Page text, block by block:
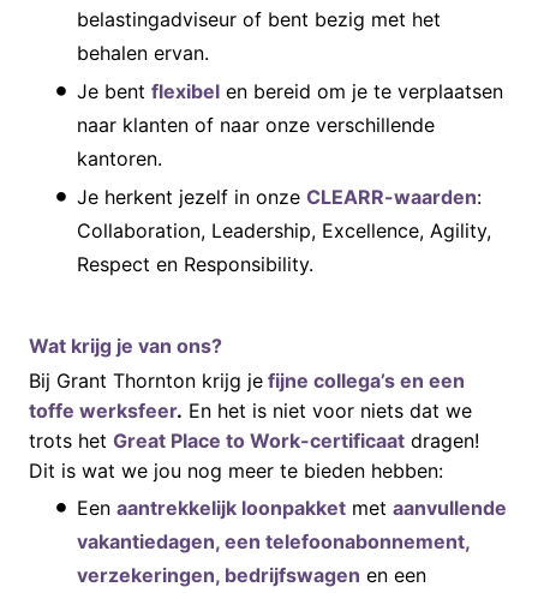
belastingadviseur of bent bezig met het
behalen ervan.
Je bent flexibel en bereid om je te verplaatsen
naar klanten of naar onze verschillende
kantoren.
Je herkent jezelf in onze CLEARR-waarden:
Collaboration, Leadership, Excellence, Agility,
Respect en Responsibility.
Wat krijg je van ons?
Bij Grant Thornton krijg je fijne collega’s en een
toffe werksfeer. En het is niet voor niets dat we
trots het Great Place to Work-certificaat dragen!
Dit is wat we jou nog meer te bieden hebben:
Een aantrekkelijk loonpakket met aanvullende
vakantiedagen, een telefoonabonnement,
verzekeringen, bedrijfswagen en een